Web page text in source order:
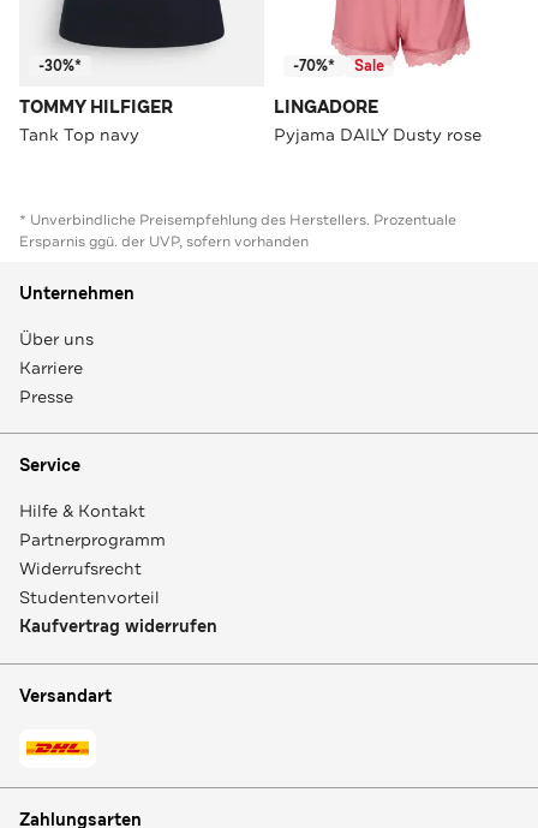
-30%*
TOMMY HILFIGER
Tank Top navy
-70%* Sale
LINGADORE
Pyjama DAILY Dusty rose
* Unverbindliche Preisempfehlung des Herstellers. Prozentuale
Ersparnis ggü. der UVP, sofern vorhanden
Unternehmen
Über uns
Karriere
Presse
Service
Hilfe & Kontakt
Partnerprogramm
Widerrufsrecht
Studentenvorteil
Kaufvertrag widerrufen
Versandart
Zahlungsarten